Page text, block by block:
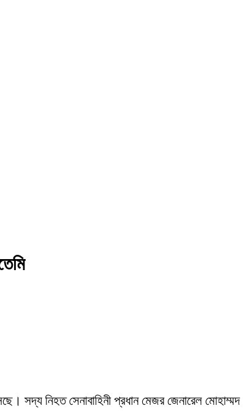
সদ্য নিহত সেনাবাহিনী প্রধান মেজর জেনারেল